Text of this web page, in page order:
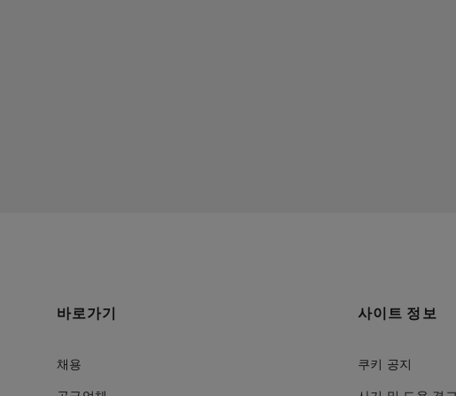
바로가기
채용
사이트 정보
쿠키 공지